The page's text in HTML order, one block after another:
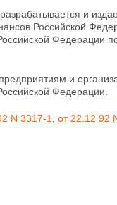
и
Российской
Федерации
и
Федерации.
N 3317-1 от 22.12 92